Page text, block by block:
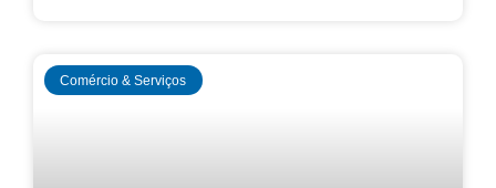
Comércio & Serviços